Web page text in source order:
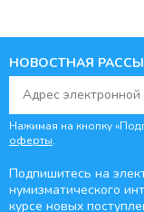
НОВОСТНАЯ
Нажимая на кнопку
оферты.
Подпишитесь на
нумизматического
курсе новых